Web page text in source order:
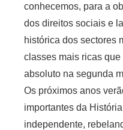
conhecemos, para a
dos direitos sociais e
histórica dos sectores
classes mais ricas
absoluto na segunda
Os próximos anos
importantes da
independente,